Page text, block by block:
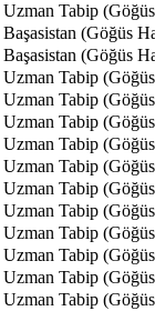
Uzman Tabip (Göğüs
Başasistan (Göğüs
Başasistan (Göğüs
Uzman Tabip (Göğüs
Uzman Tabip (Göğüs
Uzman Tabip (Göğüs
Uzman Tabip (Göğüs
Uzman Tabip (Göğüs
Uzman Tabip (Göğüs
Uzman Tabip (Göğüs
Uzman Tabip (Göğüs
Uzman Tabip (Göğüs
Uzman Tabip (Göğüs
Uzman Tabip (Göğüs